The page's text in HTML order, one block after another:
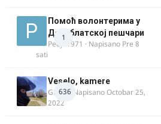
1
Помоћ волонтерима у
Делиблатској пешчари
Pedja1971 · Napisano Pre 8
sati
636
Veselo, kamere
GR 46· NapisanoOctobar 25,
2022